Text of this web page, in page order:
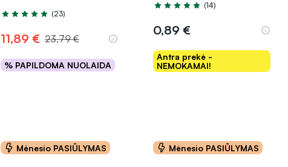
Įvertinimas 5.0 iš 5
(23)
11,89 € 23,79 €
% PAPILDOMA NUOLAIDA
Į krepšelį
Įvertinimas 5.0 iš 5
(14)
0,89 €
Antra prekė -
NEMOKAMAI!
Į krepšelį
Mėnesio PASIŪLYMAS Mėnesio PASIŪLYMAS